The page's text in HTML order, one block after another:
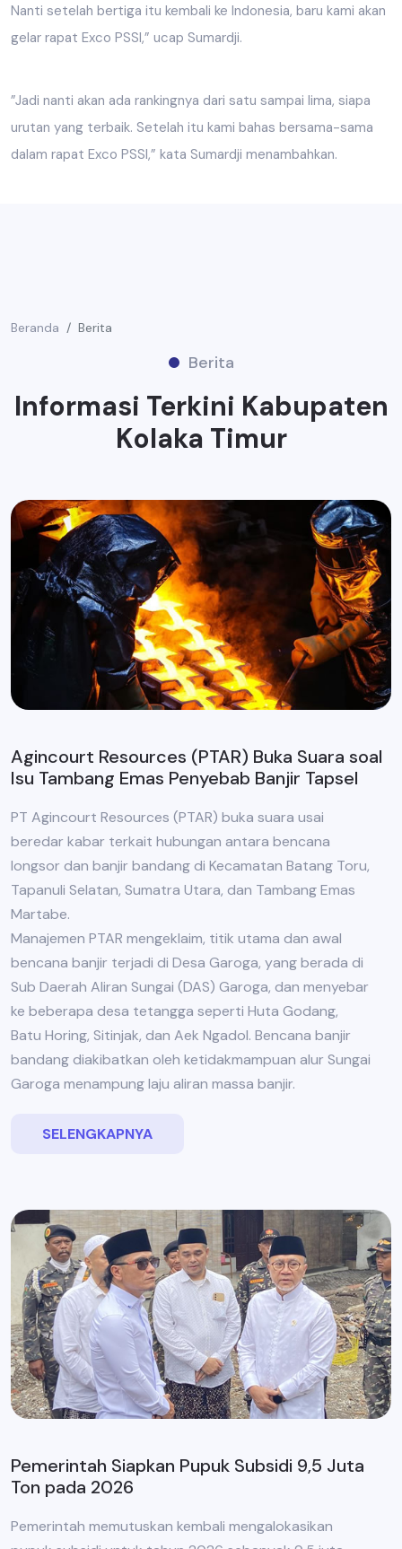
Nanti setelah bertiga itu kembali ke Indonesia, baru kami akan
gelar rapat Exco PSSI,” ucap Sumardji.
”Jadi nanti akan ada rankingnya dari satu sampai lima, siapa
urutan yang terbaik. Setelah itu kami bahas bersama-sama
dalam rapat Exco PSSI,” kata Sumardji menambahkan.
Beranda Berita
Berita
Informasi Terkini Kabupaten
Kolaka Timur
Agincourt Resources (PTAR) Buka Suara soal
Isu Tambang Emas Penyebab Banjir Tapsel
PT Agincourt Resources (PTAR) buka suara usai
beredar kabar terkait hubungan antara bencana
longsor dan banjir bandang di Kecamatan Batang Toru,
Tapanuli Selatan, Sumatra Utara, dan Tambang Emas
Martabe.
Manajemen PTAR mengeklaim, titik utama dan awal
bencana banjir terjadi di Desa Garoga, yang berada di
Sub Daerah Aliran Sungai (DAS) Garoga, dan menyebar
ke beberapa desa tetangga seperti Huta Godang,
Batu Horing, Sitinjak, dan Aek Ngadol. Bencana banjir
bandang diakibatkan oleh ketidakmampuan alur Sungai
Garoga menampung laju aliran massa banjir.
SELENGKAPNYA
Pemerintah Siapkan Pupuk Subsidi 9,5 Juta
Ton pada 2026
Pemerintah memutuskan kembali mengalokasikan